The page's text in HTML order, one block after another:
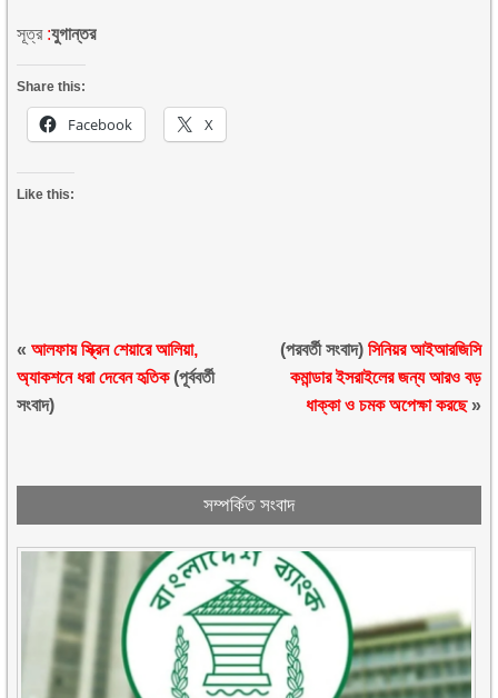
সূত্র :যুগান্তর
Share this:
Facebook X
Like this:
«আলফায় স্ক্রিন শেয়ারে আলিয়া,
অ্যাকশনে ধরা দেবেন হৃতিক(পূর্ববর্তী
সংবাদ)
(পরবর্তী সংবাদ) সিনিয়র আইআরজিসি
কমান্ডার ইসরাইলের জন্য আরও বড়
ধাক্কা ও চমক অপেক্ষা করছে»
সম্পর্কিত সংবাদ